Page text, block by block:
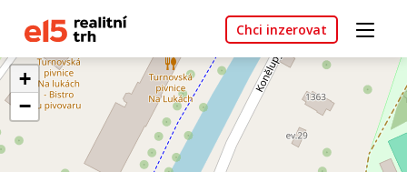
Chci inzerovat
+
−